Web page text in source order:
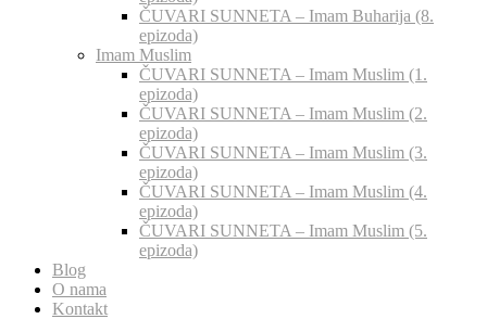
ČUVARI SUNNETA – Imam Buharija (8.
epizoda)
Imam Muslim
ČUVARI SUNNETA – Imam Muslim (1.
epizoda)
ČUVARI SUNNETA – Imam Muslim (2.
epizoda)
ČUVARI SUNNETA – Imam Muslim (3.
epizoda)
ČUVARI SUNNETA – Imam Muslim (4.
epizoda)
ČUVARI SUNNETA – Imam Muslim (5.
epizoda)
Blog
O nama
Kontakt